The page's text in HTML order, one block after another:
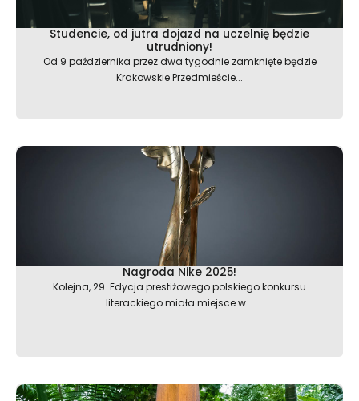
Studencie, od jutra dojazd na uczelnię będzie
utrudniony!
Od 9 października przez dwa tygodnie zamknięte będzie
Krakowskie Przedmieście...
Nagroda Nike 2025!
Kolejna, 29. Edycja prestiżowego polskiego konkursu
literackiego miała miejsce w...